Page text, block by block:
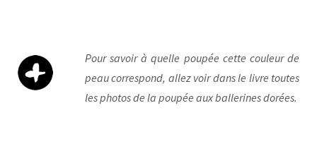
Pour savoir à quelle poupée cette couleur de
peau correspond, allez voir dans le livre toutes
les photos de la poupée aux ballerines dorées.